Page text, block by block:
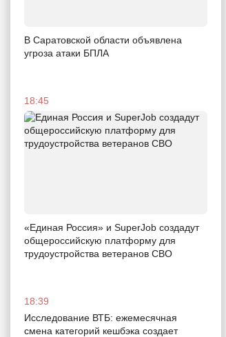
В Саратовской области объявлена
угроза атаки БПЛА
18:45
«Единая Россия» и SuperJob создадут
общероссийскую платформу для
трудоустройства ветеранов СВО
18:39
Исследование ВТБ: ежемесячная
смена категорий кешбэка создает